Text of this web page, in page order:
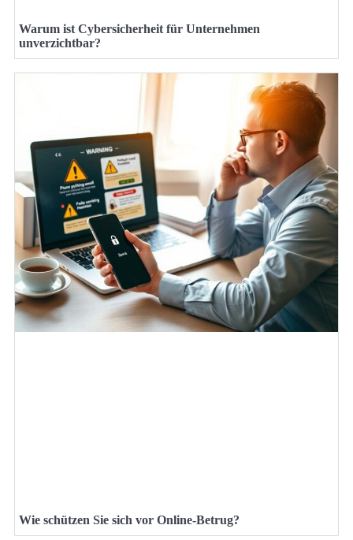
Warum ist Cybersicherheit für Unternehmen
unverzichtbar?
Wie schützen Sie sich vor Online-Betrug?